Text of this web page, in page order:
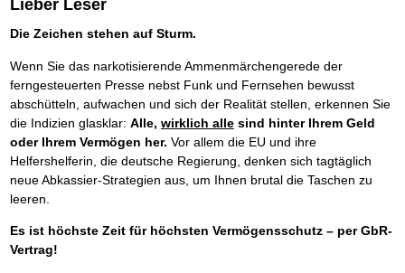
Lieber Leser
Die Zeichen stehen auf Sturm.
Wenn Sie das narkotisierende Ammenmärchengerede der
ferngesteuerten Presse nebst Funk und Fernsehen bewusst
abschütteln, aufwachen und sich der Realität stellen, erkennen Sie
die Indizien glasklar: Alle, wirklich allesind hinter Ihrem Geld
oder Ihrem Vermögen her. Vor allem die EU und ihre
Helfershelferin, die deutsche Regierung, denken sich tagtäglich
neue Abkassier-Strategien aus, um Ihnen brutal die Taschen zu
leeren.
Es ist höchste Zeit für höchsten Vermögensschutz – per GbR-
Vertrag!